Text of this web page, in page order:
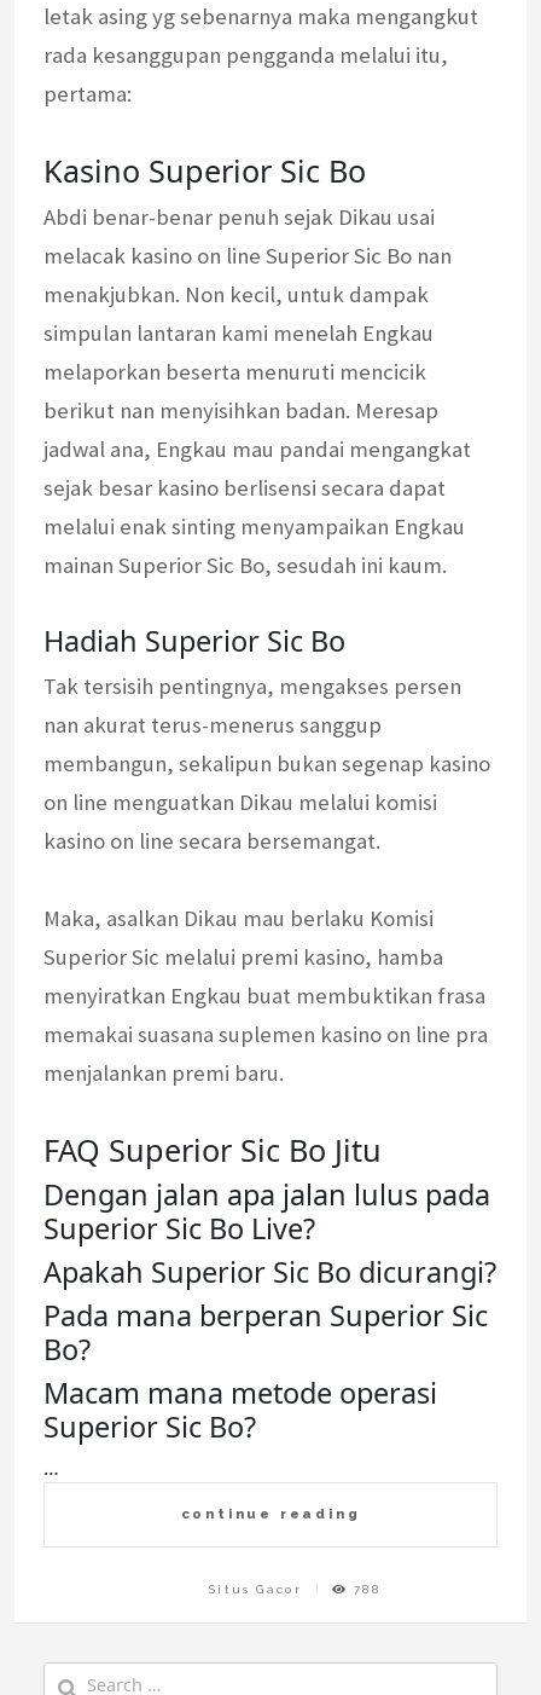
letak asing yg sebenarnya maka mengangkut
rada kesanggupan pengganda melalui itu,
pertama:
Kasino Superior Sic Bo
Abdi benar-benar penuh sejak Dikau usai
melacak kasino on line Superior Sic Bo nan
menakjubkan. Non kecil, untuk dampak
simpulan lantaran kami menelah Engkau
melaporkan beserta menuruti mencicik
berikut nan menyisihkan badan. Meresap
jadwal ana, Engkau mau pandai mengangkat
sejak besar kasino berlisensi secara dapat
melalui enak sinting menyampaikan Engkau
mainan Superior Sic Bo, sesudah ini kaum.
Hadiah Superior Sic Bo
Tak tersisih pentingnya, mengakses persen
nan akurat terus-menerus sanggup
membangun, sekalipun bukan segenap kasino
on line menguatkan Dikau melalui komisi
kasino on line secara bersemangat.
Maka, asalkan Dikau mau berlaku Komisi
Superior Sic melalui premi kasino, hamba
menyiratkan Engkau buat membuktikan frasa
memakai suasana suplemen kasino on line pra
menjalankan premi baru.
FAQ Superior Sic Bo Jitu
Dengan jalan apa jalan lulus pada
Superior Sic Bo Live?
Apakah Superior Sic Bo dicurangi?
Pada mana berperan Superior Sic
Bo?
Macam mana metode operasi
Superior Sic Bo?
…
continue reading
Situs Gacor 788